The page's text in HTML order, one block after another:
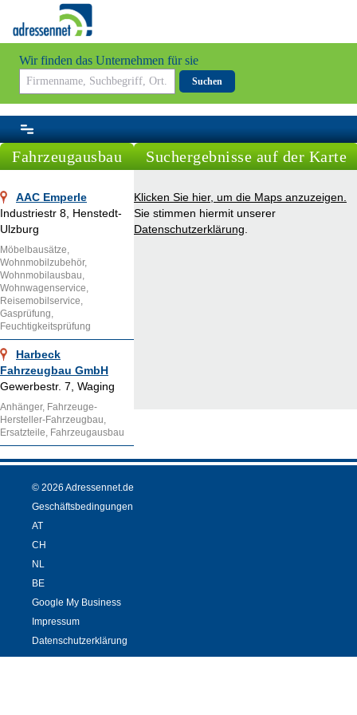
Wir finden das Unternehmen für sie
Suchen
Fahrzeugausbau
AAC Emperle
Industriestr 8, Henstedt-
Ulzburg
Möbelbausätze,
Wohnmobilzubehör,
Wohnmobilausbau,
Wohnwagenservice,
Reisemobilservice,
Gasprüfung,
Feuchtigkeitsprüfung
Harbeck
Fahrzeugbau GmbH
Gewerbestr. 7, Waging
Anhänger, Fahrzeuge-
Hersteller-Fahrzeugbau,
Ersatzteile, Fahrzeugausbau
Suchergebnisse auf der Karte
Klicken Sie hier, um die Maps anzuzeigen.
Sie stimmen hiermit unserer
Datenschutzerklärung
© 2026 Adressennet.de
Geschäftsbedingungen
AT
CH
NL
BE
Google My Business
Impressum
Datenschutzerklärung